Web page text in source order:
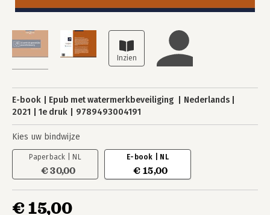
E-book Epub met watermerkbeveiliging
Nederlands
2021
1e druk 9789493004191
Kies uw bindwijze
Paperback | NL
€ 30,00
E-book | NL
€ 15,00
€ 15,00